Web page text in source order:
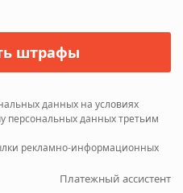
штрафы
данных на условиях
персональных данных третьим
рекламно-информационных
Платежный ассистент